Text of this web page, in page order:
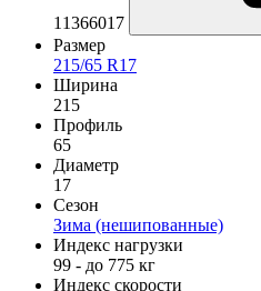
11366017
Размер
215/65 R17
Ширина
215
Профиль
65
Диаметр
17
Сезон
Зима (нешипованные)
Индекс нагрузки
99 - до 775 кг
Индекс скорости